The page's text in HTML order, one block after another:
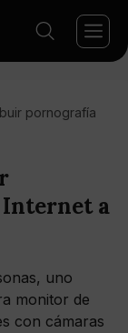
pornografía
a
uno
monitor de
con cámaras